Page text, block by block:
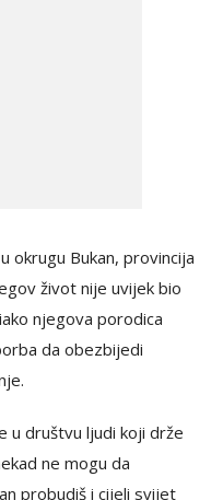
okrugu Bukan, provincija
život nije uvijek bio
njegova porodica
da obezbijedi
u društvu ljudi koji drže
ne mogu da
probudiš i cijeli svijet